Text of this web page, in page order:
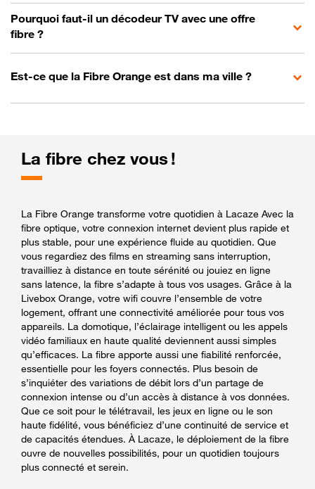
Pourquoi faut-il un décodeur TV avec une offre
fibre ?
Est-ce que la Fibre Orange est dans ma ville ?
La fibre chez vous !
La Fibre Orange transforme votre quotidien à Lacaze Avec la
fibre optique, votre connexion internet devient plus rapide et
plus stable, pour une expérience fluide au quotidien. Que
vous regardiez des films en streaming sans interruption,
travailliez à distance en toute sérénité ou jouiez en ligne
sans latence, la fibre s’adapte à tous vos usages. Grâce à la
Livebox Orange, votre wifi couvre l’ensemble de votre
logement, offrant une connectivité améliorée pour tous vos
appareils. La domotique, l’éclairage intelligent ou les appels
vidéo familiaux en haute qualité deviennent aussi simples
qu’efficaces. La fibre apporte aussi une fiabilité renforcée,
essentielle pour les foyers connectés. Plus besoin de
s’inquiéter des variations de débit lors d’un partage de
connexion intense ou d’un accès à distance à vos données.
Que ce soit pour le télétravail, les jeux en ligne ou le son
haute fidélité, vous bénéficiez d’une continuité de service et
de capacités étendues. À Lacaze, le déploiement de la fibre
ouvre de nouvelles possibilités, pour un quotidien toujours
plus connecté et serein.